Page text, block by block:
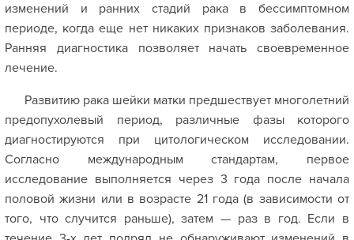
изменений и ранних стадий рака в бессимптомном
периоде, когда еще нет никаких признаков заболевания.
Ранняя диагностика позволяет начать своевременное
лечение.
Развитию рака шейки матки предшествует многолетний
предопухолевый период, различные фазы которого
диагностируются при цитологическом исследовании.
Согласно международным стандартам, первое
исследование выполняется через 3 года после начала
половой жизни или в возрасте 21 года (в зависимости от
того, что случится раньше), затем — раз в год. Если в